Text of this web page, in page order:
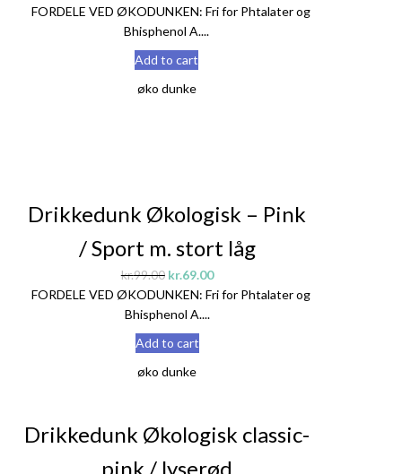
FORDELE VED ØKODUNKEN: Fri for Phtalater og
Bhisphenol A....
Add to cart
øko dunke
Sale!
Drikkedunk Økologisk – Pink
/ Sport m. stort låg
kr.99.00 kr.69.00
FORDELE VED ØKODUNKEN: Fri for Phtalater og
Bhisphenol A....
Add to cart
øko dunke
Sale!
Drikkedunk Økologisk classic-
pink / lyserød